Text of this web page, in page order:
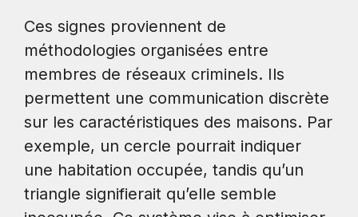
Ces signes proviennent de
méthodologies organisées entre
membres de réseaux criminels. Ils
permettent une communication discrète
sur les caractéristiques des maisons. Par
exemple, un cercle pourrait indiquer
une habitation occupée, tandis qu’un
triangle signifierait qu’elle semble